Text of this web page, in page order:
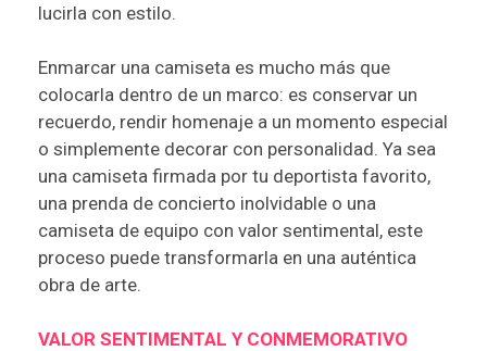
lucirla con estilo.
Enmarcar una camiseta es mucho más que
colocarla dentro de un marco: es conservar un
recuerdo, rendir homenaje a un momento especial
o simplemente decorar con personalidad. Ya sea
una camiseta firmada por tu deportista favorito,
una prenda de concierto inolvidable o una
camiseta de equipo con valor sentimental, este
proceso puede transformarla en una auténtica
obra de arte.
VALOR SENTIMENTAL Y CONMEMORATIVO